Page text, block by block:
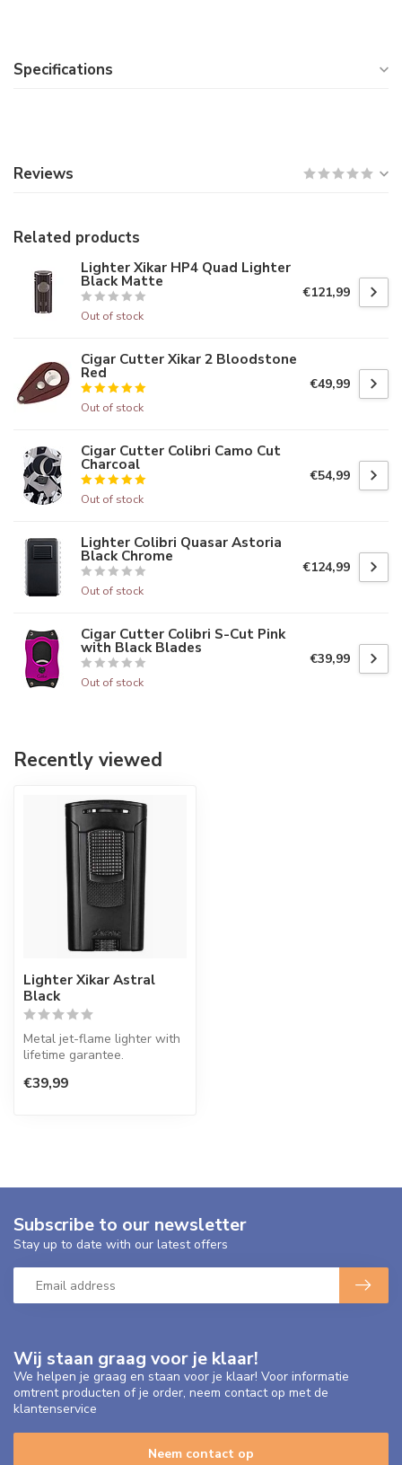
Specifications
Reviews
Related products
Lighter Xikar HP4 Quad Lighter
Black Matte
Out of stock
€121,99
Cigar Cutter Xikar 2 Bloodstone
Red
Out of stock
€49,99
Cigar Cutter Colibri Camo Cut
Charcoal
Out of stock
€54,99
Lighter Colibri Quasar Astoria
Black Chrome
Out of stock
€124,99
Cigar Cutter Colibri S-Cut Pink
with Black Blades
Out of stock
€39,99
Recently viewed
Lighter Xikar Astral
Black
Metal jet-flame lighter with
lifetime garantee.
€39,99
Wij staan graag voor je klaar!
We helpen je graag en staan voor je klaar! Voor informatie
omtrent producten of je order, neem contact op met de
klantenservice
Neem contact op
Subscribe to our newsletter
Stay up to date with our latest offers